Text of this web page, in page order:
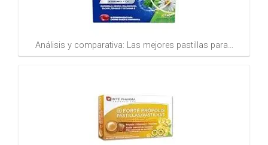
Análisis y comparativa: Las mejores pastillas para…